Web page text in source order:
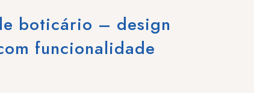
boticário – design
funcionalidade